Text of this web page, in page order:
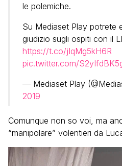
le polemiche.
Su Mediaset Play potrete
giudizio sugli ospiti con il
https://t.co/jIqMg5kH6R
pic.twitter.com/
— Mediaset Play
2019
Comunque non so voi, ma
“manipolare” volentieri da